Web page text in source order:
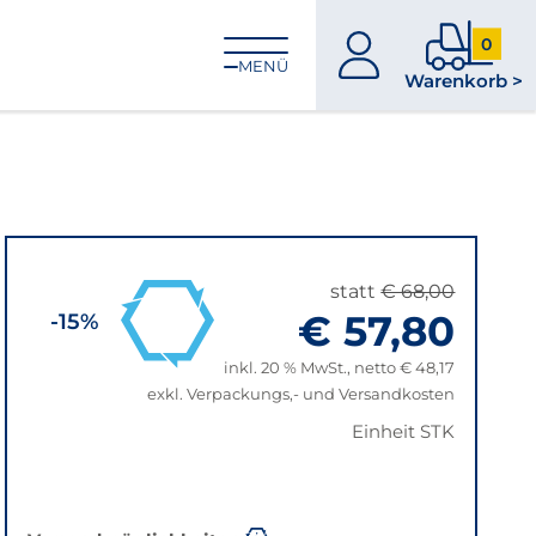
MENÜ
zum
0
Warenkorb >
0
im
-15%
statt€ 68,00
€ 57,80
inkl. 20 % MwSt., netto € 48,17
exkl. Verpackungs,- und Versandkosten
Einheit STK